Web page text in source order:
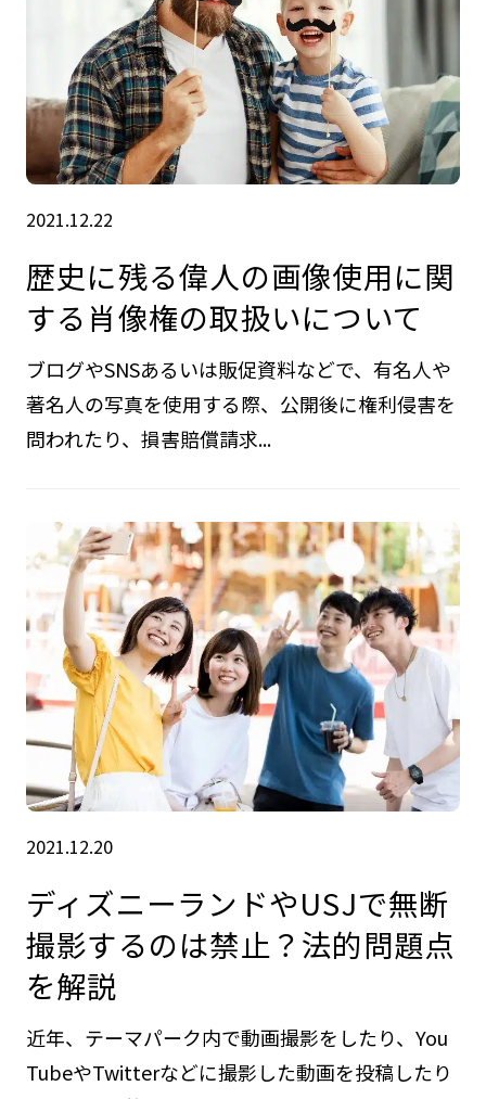
2021.12.22
歴史に残る偉人の画像使用に関
する肖像権の取扱いについて
ブログやSNSあるいは販促資料などで、有名人や
著名人の写真を使用する際、公開後に権利侵害を
問われたり、損害賠償請求...
2021.12.20
ディズニーランドやUSJで無断
撮影するのは禁止？法的問題点
を解説
近年、テーマパーク内で動画撮影をしたり、You
TubeやTwitterなどに撮影した動画を投稿したり